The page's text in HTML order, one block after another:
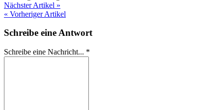
Nächster Artikel »
« Vorheriger Artikel
Schreibe eine Antwort
Schreibe eine Nachricht... *